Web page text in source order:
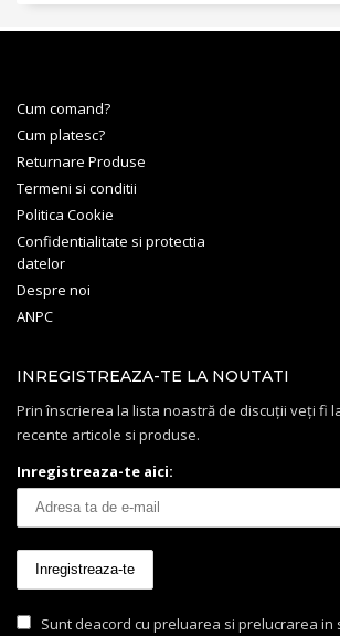
Cum comand?
Cum platesc?
Returnare Produse
Termeni si conditii
Politica Cookie
Confidentialitate si protectia
datelor
Despre noi
ANPC
INREGISTREAZA-TE LA NOUTATI
Prin înscrierea la lista noastră de discuții veți fi
recente articole si produse.
Inregistreaza-te aici:
Sunt deacord cu preluarea si prelucrarea